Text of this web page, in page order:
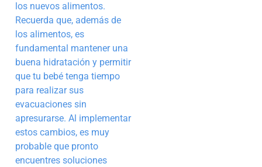
los nuevos alimentos.
Recuerda que, además de
los alimentos, es
fundamental mantener una
buena hidratación y permitir
que tu bebé tenga tiempo
para realizar sus
evacuaciones sin
apresurarse. Al implementar
estos cambios, es muy
probable que pronto
encuentres soluciones